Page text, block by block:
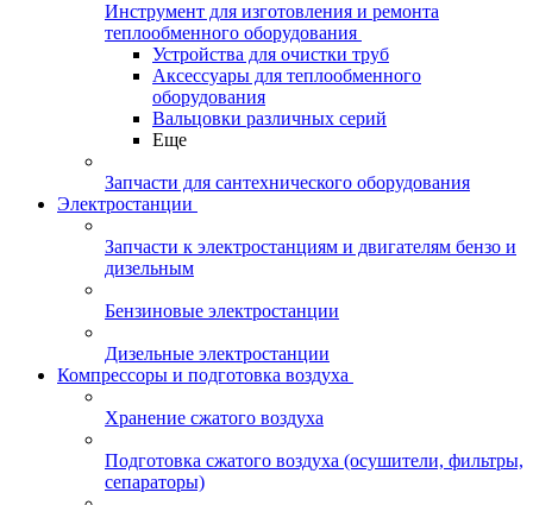
Инструмент для изготовления и ремонта
теплообменного оборудования
Устройства для очистки труб
Аксессуары для теплообменного
оборудования
Вальцовки различных серий
Еще
Запчасти для сантехнического оборудования
Электростанции
Запчасти к электростанциям и двигателям бензо и
дизельным
Бензиновые электростанции
Дизельные электростанции
Компрессоры и подготовка воздуха
Хранение сжатого воздуха
Подготовка сжатого воздуха (осушители, фильтры,
сепараторы)